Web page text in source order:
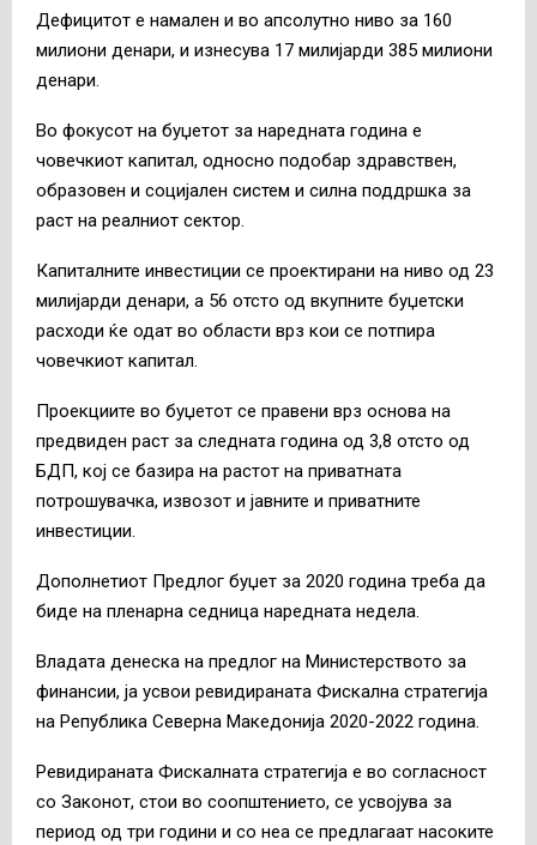
Дефицитот е намален и во апсолутно ниво за 160
милиони денари, и изнесува 17 милијарди 385 милиони
денари.
Во фокусот на буџетот за наредната година е
човечкиот капитал, односно подобар здравствен,
образовен и социјален систем и силна поддршка за
раст на реалниот сектор.
Капиталните инвестиции се проектирани на ниво од 23
милијарди денари, а 56 отсто од вкупните буџетски
расходи ќе одат во области врз кои се потпира
човечкиот капитал.
Проекциите во буџетот се правени врз основа на
предвиден раст за следната година од 3,8 отсто од
БДП, кој се базира на растот на приватната
потрошувачка, извозот и јавните и приватните
инвестиции.
Дополнетиот Предлог буџет за 2020 година треба да
биде на пленарна седница наредната недела.
Владата денеска на предлог на Министерството за
финансии, ја усвои ревидираната Фискална стратегија
на Република Северна Македонија 2020-2022 година.
Ревидираната Фискалната стратегија е во согласност
со Законот, стои во соопштението, се усвојува за
период од три години и со неа се предлагаат насоките